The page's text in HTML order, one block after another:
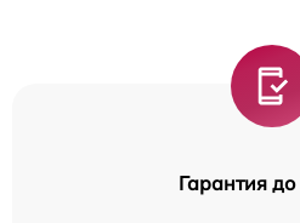
Гарантия до